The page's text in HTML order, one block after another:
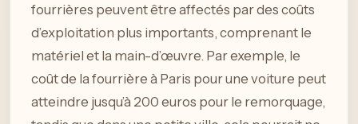
fourrières peuvent être affectés par des coûts
d’exploitation plus importants, comprenant le
matériel et la main-d’œuvre. Par exemple, le
coût de la fourrière à Paris pour une voiture peut
atteindre jusqu’à 200 euros pour le remorquage,